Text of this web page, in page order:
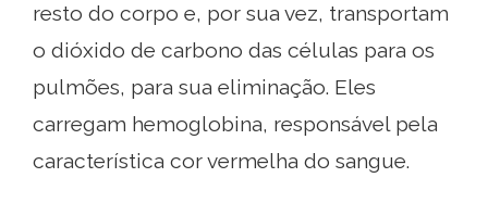
resto do corpo e, por sua vez, transportam
o dióxido de carbono das células para os
pulmões, para sua eliminação. Eles
carregam hemoglobina, responsável pela
característica cor vermelha do sangue.